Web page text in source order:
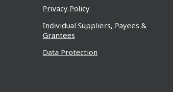
Privacy Policy
Individual Suppliers, Payees &
Grantees
Data Protection